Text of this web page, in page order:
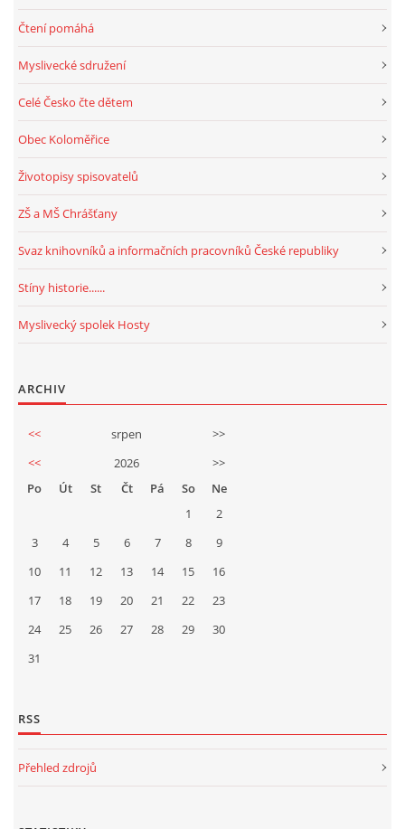
Čtení pomáhá
Myslivecké sdružení
Celé Česko čte dětem
Obec Koloměřice
Životopisy spisovatelů
ZŠ a MŠ Chrášťany
Svaz knihovníků a informačních pracovníků České republiky
Stíny historie......
Myslivecký spolek Hosty
ARCHIV
<< srpen
>>
<<
2026
>>
Po
Út St Čt Pá So
Ne
1
2
3
4 5 6 7 8
9
10
11 12 13 14 15
16
17
18 19 20 21 22
23
24
25 26 27 28 29
30
31
RSS
Přehled zdrojů